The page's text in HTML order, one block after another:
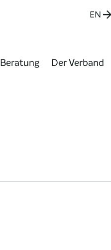
EN
Beratung Der Verband